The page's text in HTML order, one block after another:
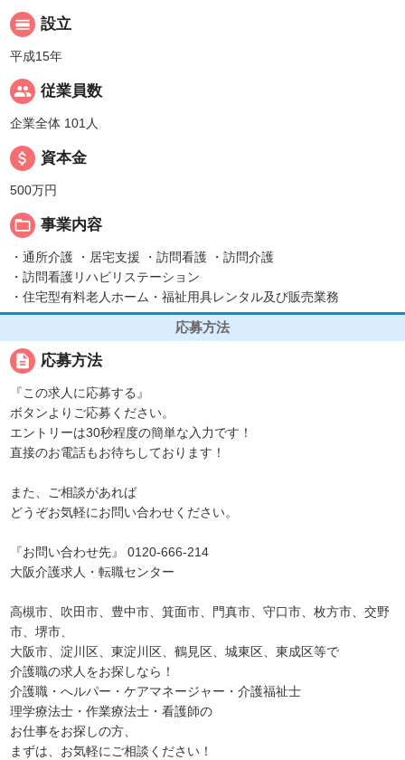
calendar_view_day 設立
平成15年
people 従業員数
企業全体 101人
attach_money 資本金
500万円
folder_open 事業内容
・通所介護 ・居宅支援 ・訪問看護 ・訪問介護
・訪問看護リハビリステーション
・住宅型有料老人ホーム・福祉用具レンタル及び販売業務
応募方法
description 応募方法
『この求人に応募する』
ボタンよりご応募ください。
エントリーは30秒程度の簡単な入力です！
直接のお電話もお待ちしております！
また、ご相談があれば
どうぞお気軽にお問い合わせください。
『お問い合わせ先』 0120-666-214
大阪介護求人・転職センター
高槻市、吹田市、豊中市、箕面市、門真市、守口市、枚方市、交野
市、堺市、
大阪市、淀川区、東淀川区、鶴見区、城東区、東成区等で
介護職の求人をお探しなら！
介護職・へルパー・ケアマネージャー・介護福祉士
理学療法士・作業療法士・看護師の
お仕事をお探しの方、
まずは、お気軽にご相談ください！